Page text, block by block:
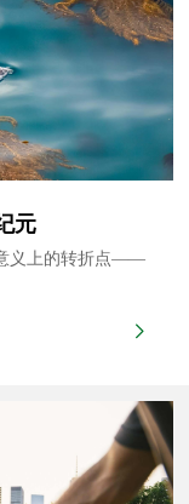
元
义上的转折点——